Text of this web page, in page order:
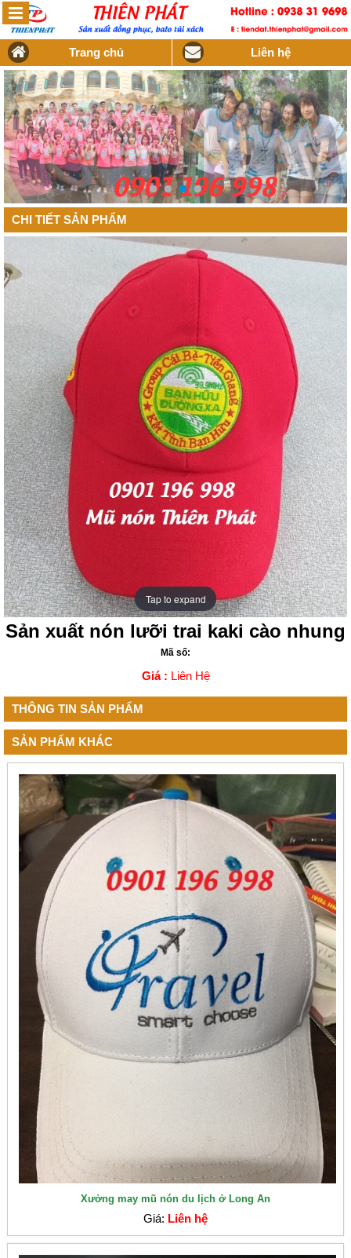
Trang chủ Liên hệ
CHI TIẾT SẢN PHẨM
Tap to expand
Tap to expand
Sản xuất nón lưỡi trai kaki cào nhung
Mã số:
Giá : Liên Hệ
THÔNG TIN SẢN PHẨM
SẢN PHẨM KHÁC
Xưởng may mũ nón du lịch ở Long An
Giá: Liên hệ